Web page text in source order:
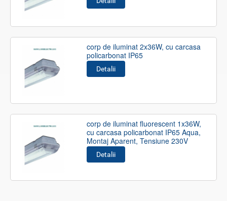
corp de iluminat 2x36W, cu carcasa
policarbonat IP65
Detalii
corp de iluminat fluorescent 1x36W,
cu carcasa policarbonat IP65 Aqua,
Montaj Aparent, Tensiune 230V
Detalii